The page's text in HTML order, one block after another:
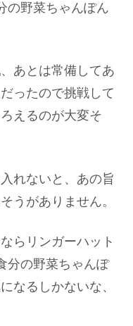
の野菜ちゃんぽん
あとは常備してあ
ったので挑戦して
えるのが大変そ
れないと、あの旨
うがありません。
らリンガーハット
分の野菜ちゃんぽ
なるしかないな、